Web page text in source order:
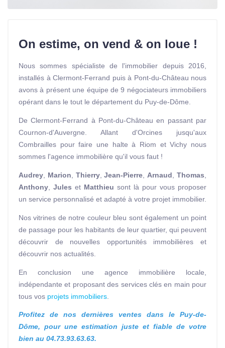
On estime, on vend & on loue !
Nous sommes spécialiste de l'immobilier depuis 2016,
installés à Clermont-Ferrand puis à Pont-du-Château nous
avons à présent une équipe de 9 négociateurs immobiliers
opérant dans le tout le département du Puy-de-Dôme.
De Clermont-Ferrand à Pont-du-Château en passant par
Cournon-d'Auvergne. Allant d'Orcines jusqu'aux
Combrailles pour faire une halte à Riom et Vichy nous
sommes l'agence immobilière qu'il vous faut !
Audrey Marion Thierry,Jean-Pierre Arnaud ,Thomas
Anthony
Jules et Matthieu sont là pour vous proposer
un service personnalisé et adapté à votre projet immobilier.
Nos vitrines de notre couleur bleu sont également un point
de passage pour les habitants de leur quartier, qui peuvent
découvrir de nouvelles opportunités immobilières et
découvrir nos actualités.
En conclusion une agence immobilière locale,
indépendante et proposant des services clés en main pour
tous vos projets immobiliers
Profitez de nos dernières ventes dans le Puy-de-
Dôme, pour une estimation juste et fiable de votre
bien au 04.73.93.63.63.